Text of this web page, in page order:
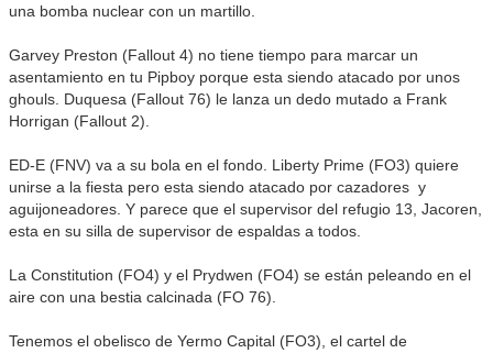
una bomba nuclear con un martillo.
Garvey Preston (Fallout 4) no tiene tiempo para marcar un
asentamiento en tu Pipboy porque esta siendo atacado por unos
ghouls. Duquesa (Fallout 76) le lanza un dedo mutado a Frank
Horrigan (Fallout 2).
ED-E (FNV) va a su bola en el fondo. Liberty Prime (FO3) quiere
unirse a la fiesta pero esta siendo atacado por cazadores y
aguijoneadores. Y parece que el supervisor del refugio 13, Jacoren,
esta en su silla de supervisor de espaldas a todos.
La Constitution (FO4) y el Prydwen (FO4) se están peleando en el
aire con una bestia calcinada (FO 76).
Tenemos el obelisco de Yermo Capital (FO3), el cartel de